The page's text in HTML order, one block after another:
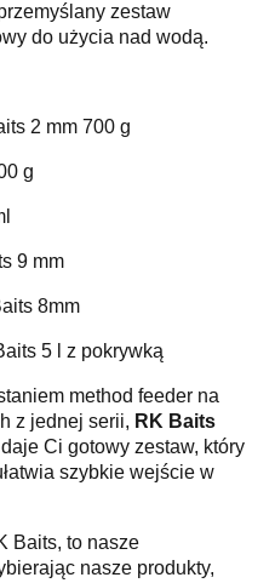
zestaw
do użycia nad wodą.
2 mm 700 g
g
9 mm
8mm
5 l z pokrywką
method feeder na
z jednej serii, RK Baits
daje Ci gotowy zestaw, który
szybkie wejście w
Baits, to nasze
nasze produkty,